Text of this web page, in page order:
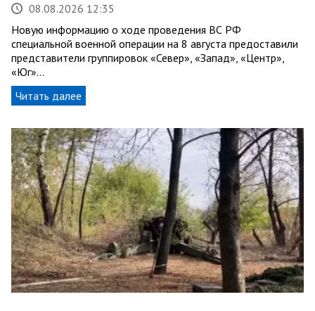
08.08.2026 12:35
Новую информацию о ходе проведения ВС РФ
специальной военной операции на 8 августа предоставили
представители группировок «Север», «Запад», «Центр»,
«Юг»…
Читать далее